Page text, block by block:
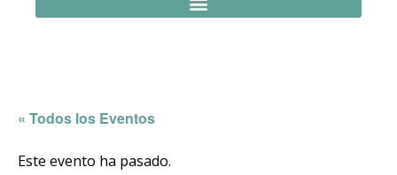
« Todos los Eventos
Este evento ha pasado.